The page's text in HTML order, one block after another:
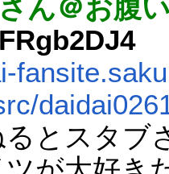
ん＠お腹
とスタブ